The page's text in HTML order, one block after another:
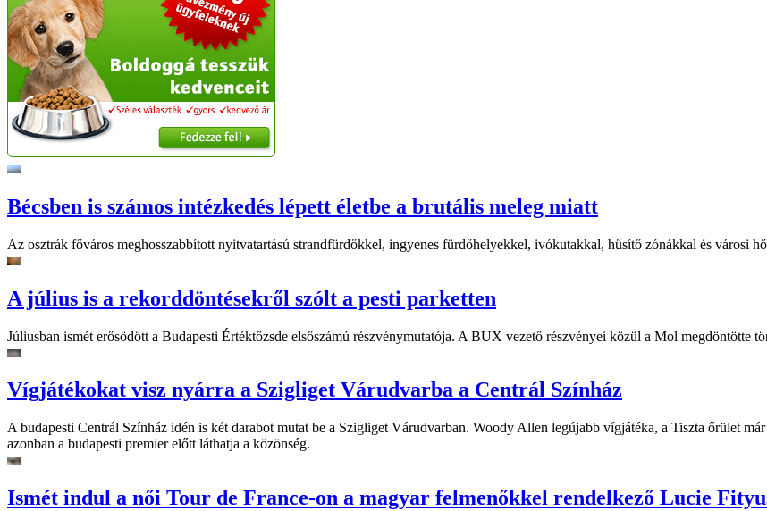
Bécsben is számos intézkedés lépett életbe a brutális meleg miatt
Az osztrák főváros meghosszabbított nyitvatartású strandfürdőkkel, ingyenes fürdőhelyekkel, ivókutakkal, hűsítő zónákkal és városi
A július is a rekorddöntésekről szólt a pesti parketten
Júliusban ismét erősödött a Budapesti Értéktőzsde elsőszámú részvénymutatója. A BUX vezető részvényei közül a Mol megdöntötte
Vígjátékokat visz nyárra a Szigliget Várudvarba a Centrál Színház
A budapesti Centrál Színház idén is két darabot mutat be a Szigliget Várudvarban. Woody Allen legújabb vígjátéka, a Tiszta őrület
azonban a budapesti premier előtt láthatja a közönség.
Ismét indul a női Tour de France-on a magyar felmenőkkel rendelkező Lucie